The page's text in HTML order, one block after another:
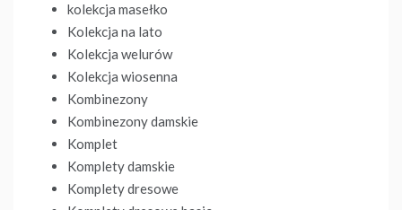
kolekcja masełko
Kolekcja na lato
Kolekcja welurów
Kolekcja wiosenna
Kombinezony
Kombinezony damskie
Komplet
Komplety damskie
Komplety dresowe